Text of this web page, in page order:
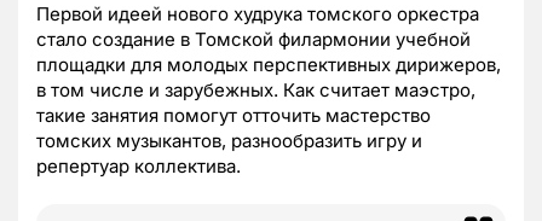
Первой идеей нового худрука томского оркестра
стало создание в Томской филармонии учебной
площадки для молодых перспективных дирижеров,
в том числе и зарубежных. Как считает маэстро,
такие занятия помогут отточить мастерство
томских музыкантов, разнообразить игру и
репертуар коллектива.